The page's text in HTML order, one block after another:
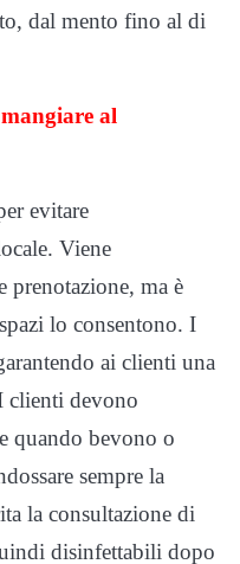
dal mento fino al di
al
evitare
Viene
prenotazione, ma è
lo consentono. I
ai clienti una
clienti devono
quando bevono o
sempre la
la consultazione di
disinfettabili dopo